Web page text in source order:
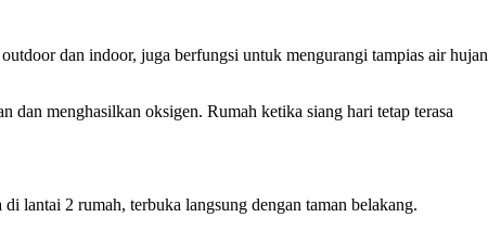
dan indoor, juga berfungsi untuk mengurangi tampias air hujan
dan menghasilkan oksigen. Rumah ketika siang hari tetap terasa
lantai 2 rumah, terbuka langsung dengan taman belakang.